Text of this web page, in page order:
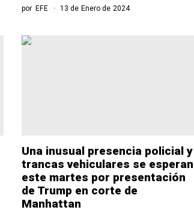
porEFE 13 de Enero de 2024
Una inusual presencia policial y
trancas vehiculares se esperan
este martes por presentación
de Trump en corte de
Manhattan